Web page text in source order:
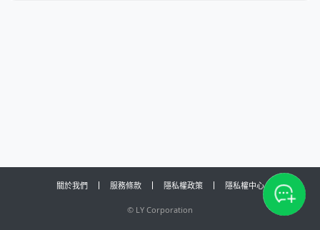
關於我們 服務條款 隱私權政策 隱私權中心
© LY Corporation